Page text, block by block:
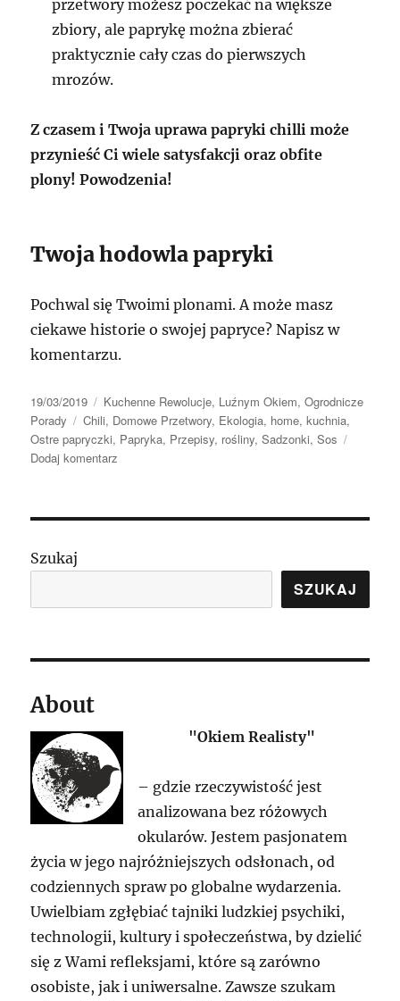
przetwory możesz poczekać na większe
zbiory, ale paprykę można zbierać
praktycznie cały czas do pierwszych
mrozów.
Z czasem i Twoja uprawa papryki chilli może
przynieść Ci wiele satysfakcji oraz obfite
plony! Powodzenia!
Twoja hodowla papryki
Pochwal się Twoimi plonami. A może masz
ciekawe historie o swojej papryce? Napisz w
komentarzu.
Data
publikacji
19/03/2019 Kategorie
Kuchenne Rewolucje, Luźnym Okiem,Ogrodnicze
Porady
Tagi
Chili, Domowe Przetwory, Ekologia, home,kuchnia,
Ostre papryczki, Papryka, Przepisy, rośliny,Sadzonki,Sos
Dodaj komentarz
czyli
kilka
Papryki
Szukaj
SZUKAJ
About
"Okiem Realisty"
– gdzie rzeczywistość jest
analizowana bez różowych
okularów. Jestem pasjonatem
życia w jego najróżniejszych odsłonach, od
codziennych spraw po globalne wydarzenia.
Uwielbiam zgłębiać tajniki ludzkiej psychiki,
technologii, kultury i społeczeństwa, by dzielić
się z Wami refleksjami, które są zarówno
osobiste, jak i uniwersalne. Zawsze szukam